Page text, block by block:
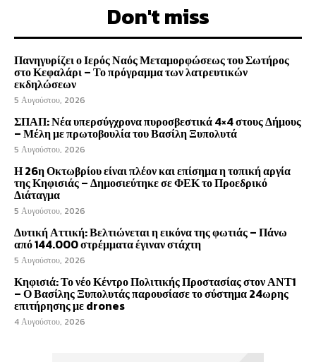
Don't miss
Πανηγυρίζει ο Ιερός Ναός Μεταμορφώσεως του Σωτήρος
στο Κεφαλάρι – Το πρόγραμμα των λατρευτικών
εκδηλώσεων
5 Αυγούστου, 2026
ΣΠΑΠ: Νέα υπερσύγχρονα πυροσβεστικά 4×4 στους Δήμους
– Μέλη με πρωτοβουλία του Βασίλη Ξυπολυτά
5 Αυγούστου, 2026
Η 26η Οκτωβρίου είναι πλέον και επίσημα η τοπική αργία
της Κηφισιάς – Δημοσιεύτηκε σε ΦΕΚ το Προεδρικό
Διάταγμα
5 Αυγούστου, 2026
Δυτική Αττική: Βελτιώνεται η εικόνα της φωτιάς – Πάνω
από 144.000 στρέμματα έγιναν στάχτη
5 Αυγούστου, 2026
Κηφισιά: Το νέο Κέντρο Πολιτικής Προστασίας στον ΑΝΤ1
– Ο Βασίλης Ξυπολυτάς παρουσίασε το σύστημα 24ωρης
επιτήρησης με drones
4 Αυγούστου, 2026